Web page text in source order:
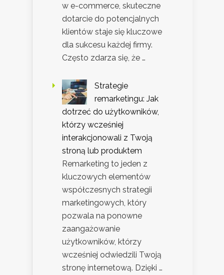
w e-commerce, skuteczne
dotarcie do potencjalnych
klientów staje się kluczowe
dla sukcesu każdej firmy.
Często zdarza się, że …
Strategie
remarketingu: Jak
dotrzeć do użytkowników,
którzy wcześniej
interakcjonowali z Twoją
stroną lub produktem
Remarketing to jeden z
kluczowych elementów
współczesnych strategii
marketingowych, który
pozwala na ponowne
zaangażowanie
użytkowników, którzy
wcześniej odwiedzili Twoją
stronę internetową. Dzięki …